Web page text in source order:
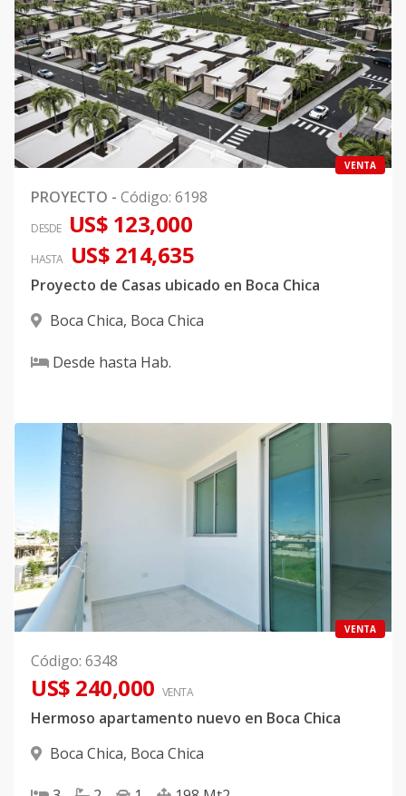
VENTA
PROYECTO - Código: 6198
DESDE US$ 123,000
HASTA US$ 214,635
Proyecto de Casas ubicado en Boca Chica
Boca Chica, Boca Chica
Desde hasta Hab.
VENTA
Código: 6348
US$ 240,000 VENTA
Hermoso apartamento nuevo en Boca Chica
Boca Chica, Boca Chica